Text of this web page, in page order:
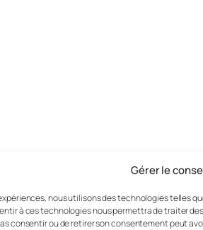
Gérer le
nous utilisons des technologies telles
à ces technologies nous permettra de traiter
consentir ou de retirer son consentement peut